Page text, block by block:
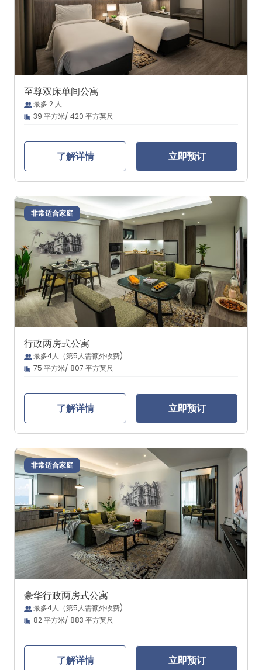
至尊双床单间公寓
最多 2 人
39 平方米/ 420 平方英尺
了解详情 立即预订
非常适合家庭
行政两房式公寓
最多4人（第5人需额外收费)
75 平方米/ 807 平方英尺
了解详情 立即预订
非常适合家庭
豪华行政两房式公寓
最多4人（第5人需额外收费)
82 平方米/ 883 平方英尺
了解详情 立即预订